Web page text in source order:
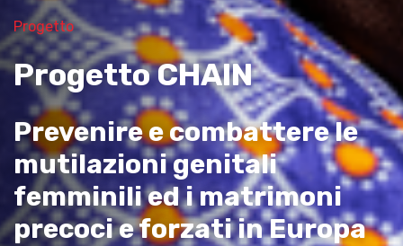
Progetto
Progetto CHAIN
Prevenire e combattere le
mutilazioni genitali
femminili ed i matrimoni
precoci e forzati in Europa